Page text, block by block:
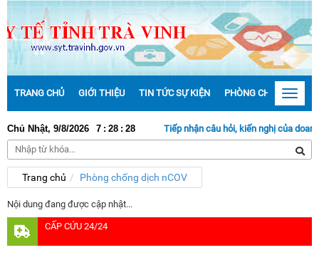
TRANG CHỦ GIỚI THIỆU TIN TỨC SỰ KIỆN PHÒNG CHỐNG DỊCH
Toggle
Chủ Nhật, 9/8/2026 7 : 28 : 28 Tiếp nhận câu hỏi, kiến nghị của doanh
Trang chủ Phòng chống dịch nCOV
Nội dung đang được cập nhật...
CẤP CỨU 24/24